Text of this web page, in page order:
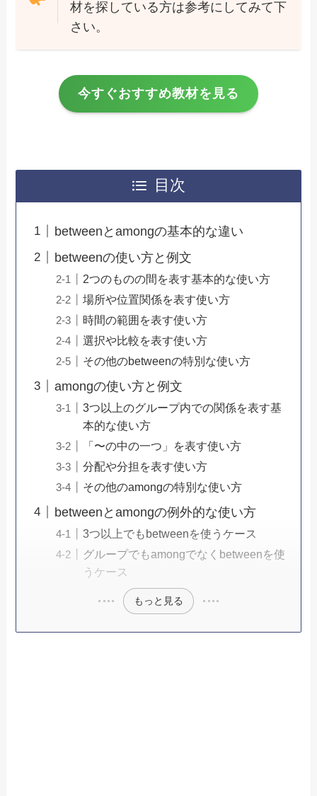
材を探している方は参考にしてみて下
さい。
今すぐおすすめ教材を見る
目次
betweenとamongの基本的な違い
betweenの使い方と例文
2つのものの間を表す基本的な使い方
場所や位置関係を表す使い方
時間の範囲を表す使い方
選択や比較を表す使い方
その他のbetweenの特別な使い方
amongの使い方と例文
3つ以上のグループ内での関係を表す基
本的な使い方
「〜の中の一つ」を表す使い方
分配や分担を表す使い方
その他のamongの特別な使い方
betweenとamongの例外的な使い方
3つ以上でもbetweenを使うケース
グループでもamongでなくbetweenを使
うケース
もっと見る